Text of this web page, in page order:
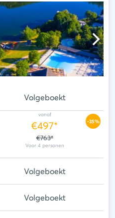
Volgeboekt
-35%
vanaf
€497*
€763*
Volgeboekt
Volgeboekt